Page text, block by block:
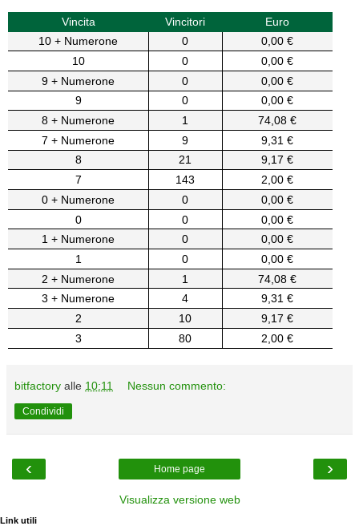
Vincita Vincitori
Euro
10 + Numerone
0
0,00 €
10
0
0,00 €
9 + Numerone
0
0,00 €
9
0
0,00 €
8 + Numerone
1
74,08 €
7 + Numerone
9
9,31 €
8
21
9,17 €
7
143
2,00 €
0 + Numerone
0
0,00 €
0
0
0,00 €
1 + Numerone
0
0,00 €
1
0
0,00 €
2 + Numerone
1
74,08 €
3 + Numerone
4
9,31 €
2
10
9,17 €
3
80 2,00 €
bitfactory alle 10:11 Nessun commento:
Condividi
‹ ›
Home page
Visualizza versione web
Link utili